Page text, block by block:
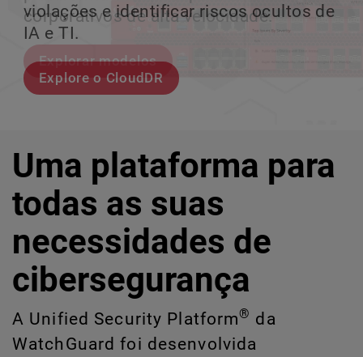
corporativos de alta velocidade.
Explorar modelos
violações e identificar riscos ocultos de
IA e TI.
Explore o CloudDR
perder o ritmo.
Conheça Rai
crescimento escalável.
Conheça o WatchGuard EDR
Uma plataforma para
todas as suas
necessidades de
cibersegurança
A Unified Security Platform® da
WatchGuard foi desenvolvida